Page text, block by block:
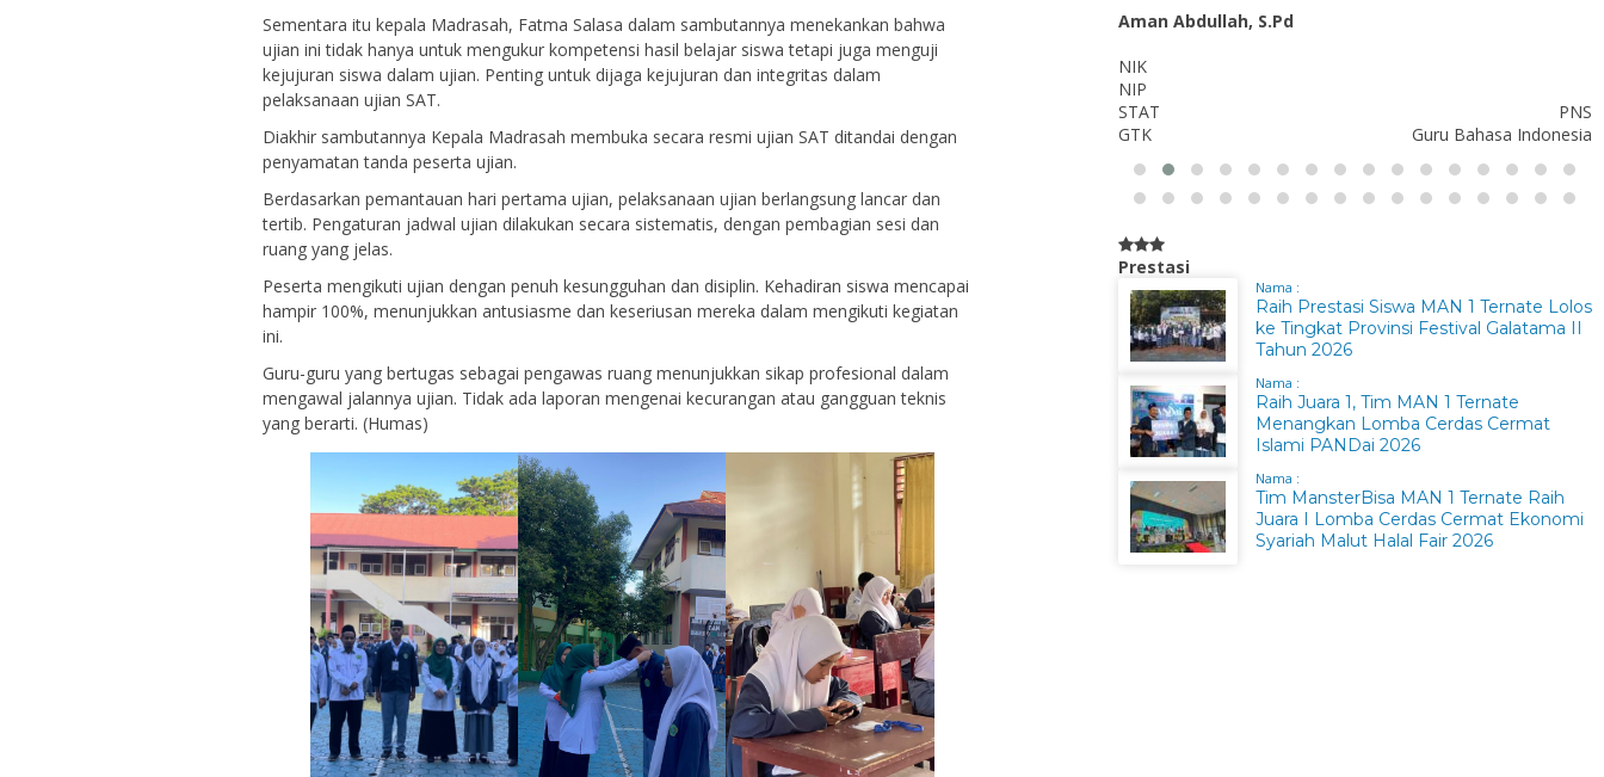
Sementara itu kepala Madrasah, Fatma Salasa dalam sambutannya menekankan bahwa
ujian ini tidak hanya untuk mengukur kompetensi hasil belajar siswa tetapi juga menguji
kejujuran siswa dalam ujian. Penting untuk dijaga kejujuran dan integritas dalam
pelaksanaan ujian SAT.
Diakhir sambutannya Kepala Madrasah membuka secara resmi ujian SAT ditandai dengan
penyamatan tanda peserta ujian.
Berdasarkan pemantauan hari pertama ujian, pelaksanaan ujian berlangsung lancar dan
tertib. Pengaturan jadwal ujian dilakukan secara sistematis, dengan pembagian sesi dan
ruang yang jelas.
Peserta mengikuti ujian dengan penuh kesungguhan dan disiplin. Kehadiran siswa mencapai
hampir 100%, menunjukkan antusiasme dan keseriusan mereka dalam mengikuti kegiatan
ini.
Guru-guru yang bertugas sebagai pengawas ruang menunjukkan sikap profesional dalam
mengawal jalannya ujian. Tidak ada laporan mengenai kecurangan atau gangguan teknis
yang berarti. (Humas)
Wiwin Haruna, S.Pd
Guru Matematika
Nurdiana A. Rahman, S.Pd
NIK
NIP
GTK
Aman Abdullah, S.Pd
NIK
NIP
STAT
PNS
GTK
Guru Bahasa Indonesia
Prestasi
Nama :
Raih Prestasi Siswa MAN 1 Ternate Lolos
ke Tingkat Provinsi Festival Galatama II
Tahun 2026
Nama :
Raih Juara 1, Tim MAN 1 Ternate
Menangkan Lomba Cerdas Cermat
Islami PANDai 2026
Nama :
Tim MansterBisa MAN 1 Ternate Raih
Juara I Lomba Cerdas Cermat Ekonomi
Syariah Malut Halal Fair 2026